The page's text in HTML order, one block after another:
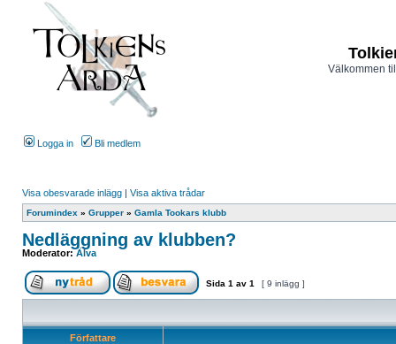
Välkommen
Logga in Bli medlem
Visa obesvarade inlägg | Visa aktiva trådar
Forumindex » Grupper » Gamla Tookars klubb
Nedläggning av klubben?
Moderator:Älva
Sida 1 av 1 [ 9 inlägg ]
Författare